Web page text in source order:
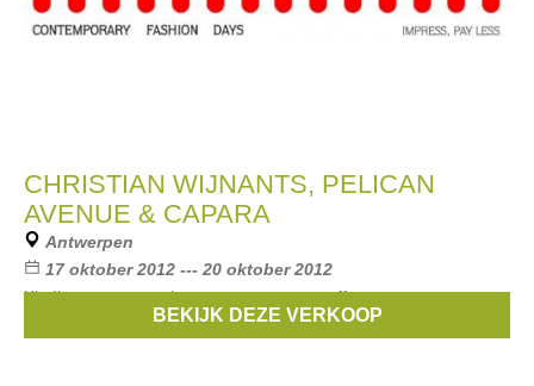
CHRISTIAN WIJNANTS, PELICAN
AVENUE & CAPARA
Antwerpen
17 oktober 2012 --- 20 oktober 2012
Kleding en accessoires voor vrouwen, stoffen, garen
Christian Wijnants,Pelican Avenue
BEKIJK DEZE VERKOOP